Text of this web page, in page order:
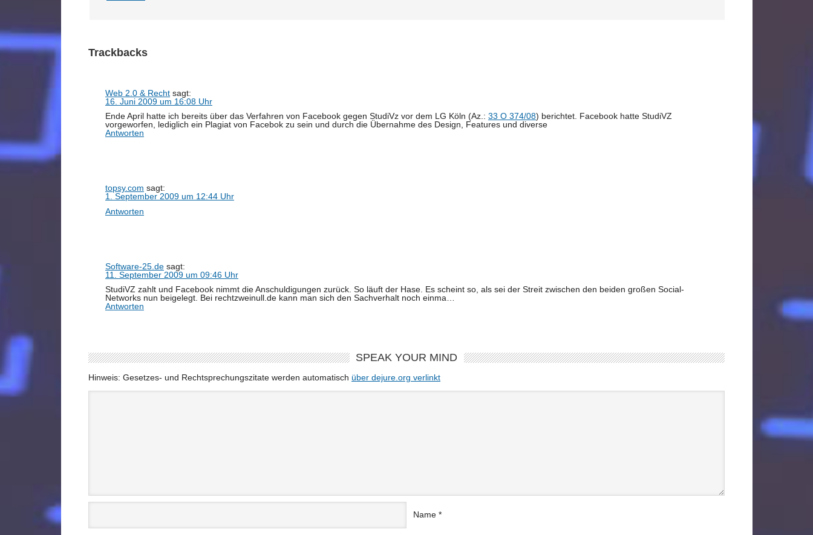
Trackbacks
Web 2.0 & Recht sagt:
16. Juni 2009 um 16:08 Uhr
Ende April hatte ich bereits über das Verfahren von Facebook gegen StudiVz vor dem LG Köln (Az.: 33 O 374/08) berichtet. Facebook hatte StudiVZ
vorgeworfen, lediglich ein Plagiat von Facebok zu sein und durch die Übernahme des Design, Features und diverse
Antworten
topsy.com sagt:
1. September 2009 um 12:44 Uhr
Antworten
Software-25.de sagt:
11. September 2009 um 09:46 Uhr
StudiVZ zahlt und Facebook nimmt die Anschuldigungen zurück. So läuft der Hase. Es scheint so, als sei der Streit zwischen den beiden großen Social-
Networks nun beigelegt. Bei rechtzweinull.de kann man sich den Sachverhalt noch einma…
Antworten
SPEAK YOUR MIND
Hinweis: Gesetzes- und Rechtsprechungszitate werden automatisch über dejure.org verlinkt
Name *